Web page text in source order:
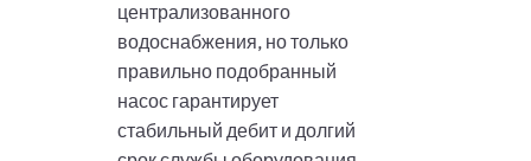
централизованного
водоснабжения, но только
правильно подобранный
насос гарантирует
стабильный дебит и долгий